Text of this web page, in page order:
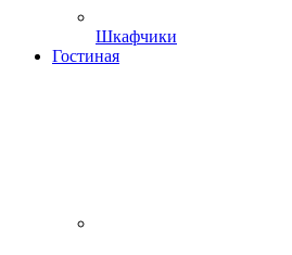
Шкафчики
Гостиная